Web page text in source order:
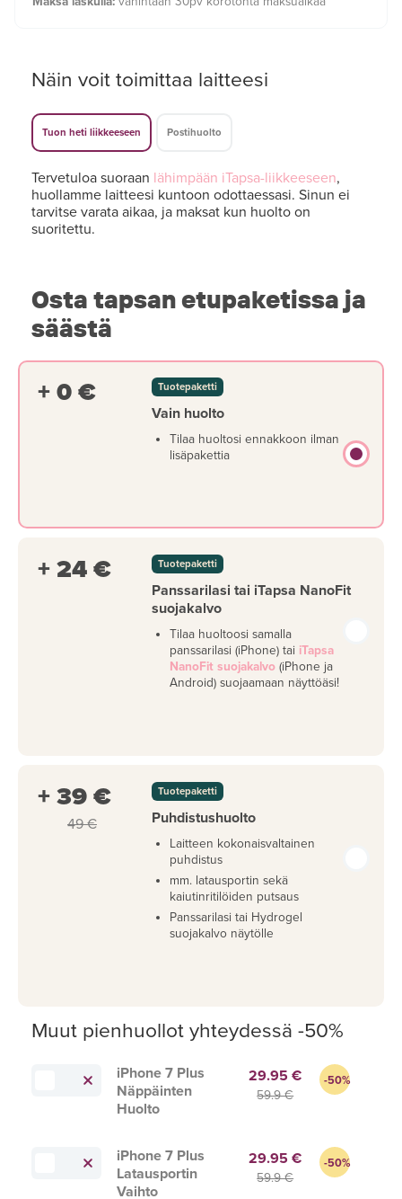
Näin voit toimittaa laitteesi
Tuon heti liikkeeseen Postihuolto
Tervetuloa suoraan lähimpään iTapsa-liikkeeseen,
huollamme laitteesi kuntoon odottaessasi. Sinun ei
tarvitse varata aikaa, ja maksat kun huolto on
suoritettu.
Osta tapsan etupaketissa ja
säästä
+ 0 € Tuotepaketti
Vain huolto
Tilaa huoltosi ennakkoon ilman
lisäpakettia
+ 24 € Tuotepaketti
Panssarilasi tai iTapsa NanoFit
suojakalvo
Tilaa huoltoosi samalla
panssarilasi (iPhone) tai iTapsa
NanoFit suojakalvo (iPhone ja
Android) suojaamaan näyttöäsi!
+ 39 €
49 €
Tuotepaketti
Puhdistushuolto
Laitteen kokonaisvaltainen
puhdistus
mm. latausportin sekä
kaiutinritilöiden putsaus
Panssarilasi tai Hydrogel
suojakalvo näytölle
Muut pienhuollot yhteydessä -50%
iPhone 7 Plus
Näppäinten
Huolto
29.95 €
59.9 €
-50%
iPhone 7 Plus
Latausportin
Vaihto
29.95 €
59.9 €
-50%